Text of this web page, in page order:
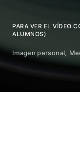
PARA VER EL VÍDEO
ALUMNOS)
Imagen personal